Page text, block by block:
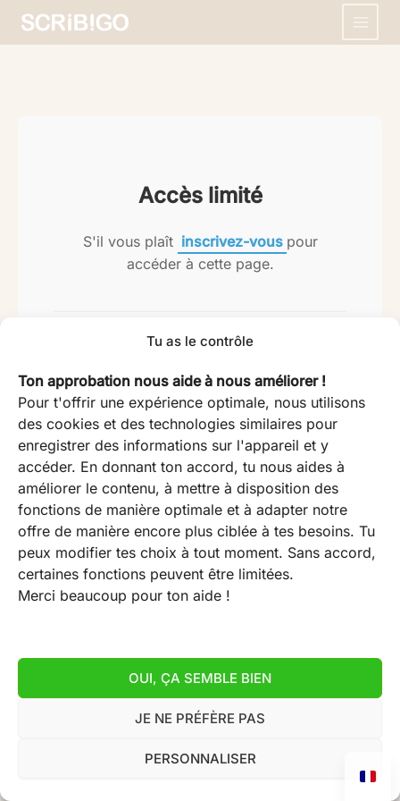
Tu as le contrôle
Ton approbation nous aide à nous améliorer !
Pour t'offrir une expérience optimale, nous utilisons
des cookies et des technologies similaires pour
enregistrer des informations sur l'appareil et y
accéder. En donnant ton accord, tu nous aides à
améliorer le contenu, à mettre à disposition des
fonctions de manière optimale et à adapter notre
offre de manière encore plus ciblée à tes besoins. Tu
peux modifier tes choix à tout moment. Sans accord,
certaines fonctions peuvent être limitées.
Merci beaucoup pour ton aide !
OUI, ÇA SEMBLE BIEN
JE NE PRÉFÈRE PAS
PERSONNALISER
content
Accès limité
S'il vous plaît inscrivez-vous pour
accéder à cette page.
Si vous rencontrez des problèmes lors de votre